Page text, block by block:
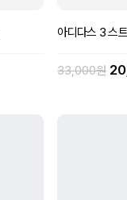
아디다스 3 스
33,000원